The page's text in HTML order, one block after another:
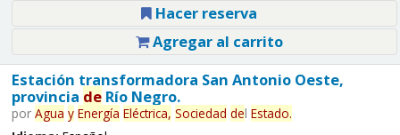
Hacer reserva
Agregar al carrito
Estación transformadora San Antonio Oeste,
provincia deRío Negro.
por Agua y Energía Eléctrica, Sociedad del Estado.